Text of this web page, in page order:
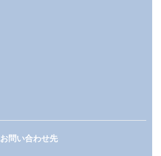
お問い合わせ先